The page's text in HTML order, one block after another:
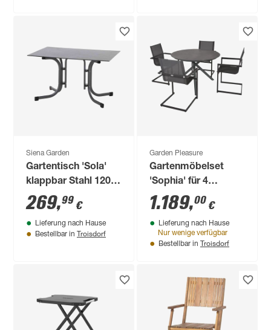
Siena Garden
Gartentisch 'Sola'
klappbar Stahl 120 x
80 x 70 cm
269,99 €
Lieferung nach Hause
Bestellbar in Troisdorf
Garden Pleasure
Gartenmöbelset
'Sophia' für 4
Personen Aluminium
1.189,00 €
Lieferung nach Hause
Nur wenige verfügbar
Bestellbar in Troisdorf